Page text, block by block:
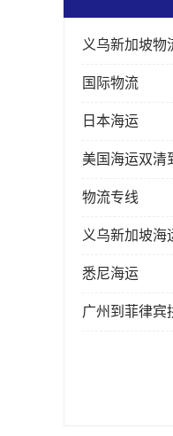
义乌新加坡物
国际物流
日本海运
美国海运双清
物流专线
义乌新加坡海
悉尼海运
广州到菲律宾